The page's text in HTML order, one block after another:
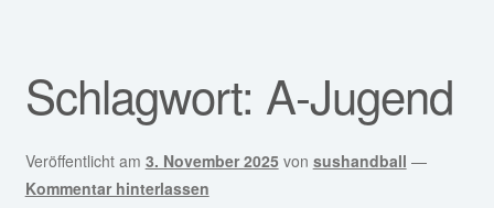
Unser Verein
Abteilungen
Schlagwort: A-Jugend
Veröffentlicht am 3. November 2025 von sushandball —
Kommentar hinterlassen